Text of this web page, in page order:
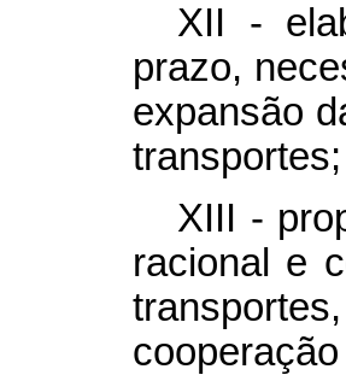
XII -
prazo,
expansão
transportes;
XIII -
racional e